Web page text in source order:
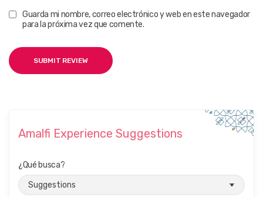
Guarda mi nombre, correo electrónico y web en este navegador
para la próxima vez que comente.
Amalfi Experience Suggestions
¿Qué busca?